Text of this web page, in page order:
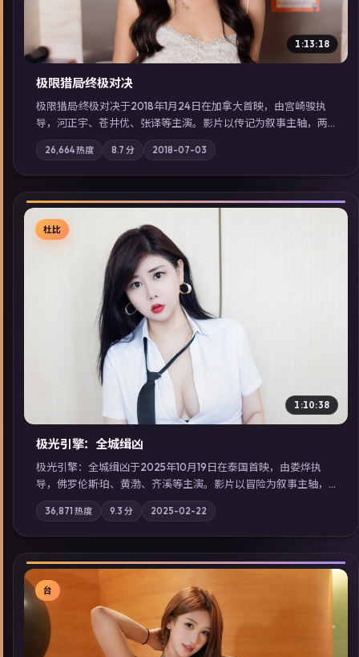
1:13:18
极限猎局·终极对决
极限猎局·终极对决于2018年1月24日在加拿大首映，由宫崎骏执
导，河正宇、苍井优、张译等主演。影片以传记为叙事主轴，两
代人的执念在暴风雨夜正面相撞；摄影与配乐强化地域气质；站
内亦可通过「国产免费观看高清电视剧在线看」延展检索同类型
高分佳作，畅享高清在线追剧体验。
26,664热度 8.7 分 2018-07-03
▶
杜比
1:10:38
极光引擎：全城缉凶
极光引擎：全城缉凶于2025年10月19日在泰国首映，由娄烨执
导，佛罗伦斯·珀、黄渤、齐溪等主演。影片以冒险为叙事主轴，
记忆碎片重组后，主角发现自己从未活过“真实”的一天；摄影与
配乐强化地域气质；站内亦可通过「国产免费观看高清电视剧在
线看」延展检索同类型高分佳作，畅享高清在线追剧体验。
36,871热度 9.3 分 2025-02-22
台